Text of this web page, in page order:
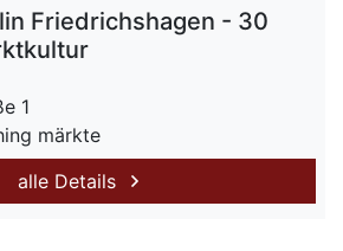
Friedrichshagen - 30
1
märkte
alle Details